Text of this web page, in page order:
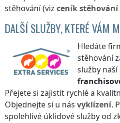
stěhování (viz ceníkstěhování
DALŠÍ SLUŽBY, KTERÉ VÁM
Hledáte
stěhování
služby naší
Přejete si zajistit rychlé a
Objednejte si u nás vyklízení.
spolehlivé úklidové služby od